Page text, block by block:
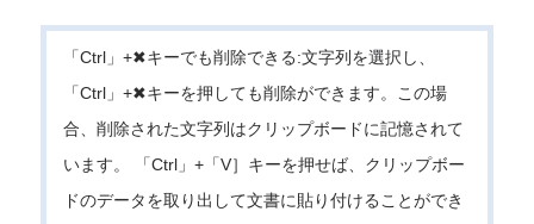
「Ctrl」+✖キーでも削除できる:文字列を選択し、
「Ctrl」+✖キーを押しても削除ができます。この場
合、削除された文字列はクリップボードに記憶されて
います。 「Ctrl」+「V］キーを押せば、クリップボー
ドのデータを取り出して文書に貼り付けることができ